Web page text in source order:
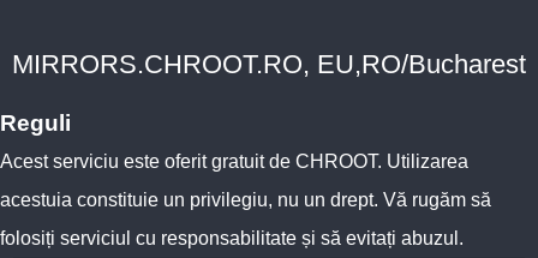
MIRRORS.CHROOT.RO, EU,RO/Bucharest
Reguli
Acest serviciu este oferit gratuit de CHROOT. Utilizarea
acestuia constituie un privilegiu, nu un drept. Vă rugăm să
folosiți serviciul cu responsabilitate și să evitați abuzul.